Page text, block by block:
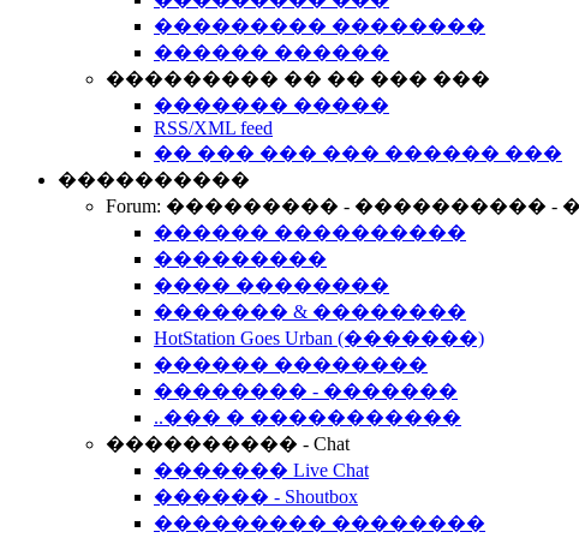
��������� ��������
������ ������
��������� �� �� ��� ���
������� �����
RSS/XML feed
�� ��� ��� ��� ������ ���
����������
Forum: ��������� - ���������� -
������ ����������
���������
���� ��������
������� & ��������
HotStation Goes Urban (�������)
������ ��������
�������� - �������
..��� � �����������
���������� - Chat
������� Live Chat
������ - Shoutbox
��������� ��������